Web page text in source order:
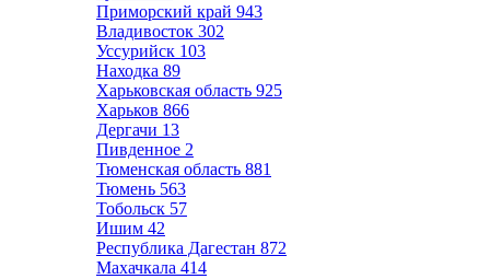
Приморский край 943
Владивосток 302
Уссурийск 103
Находка 89
Харьковская область 925
Харьков 866
Дергачи 13
Пивденное 2
Тюменская область 881
Тюмень 563
Тобольск 57
Ишим 42
Республика Дагестан 872
Махачкала 414